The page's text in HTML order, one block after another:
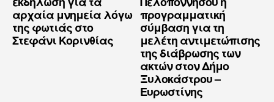
αρχαία μνημεία λόγω
της φωτιάς στο
Στεφάνι Κορινθίας
προγραμματική
σύμβαση για τη
μελέτη αντιμετώπισης
της διάβρωσης των
ακτών στον Δήμο
Ξυλοκάστρου –
Ευρωστίνης